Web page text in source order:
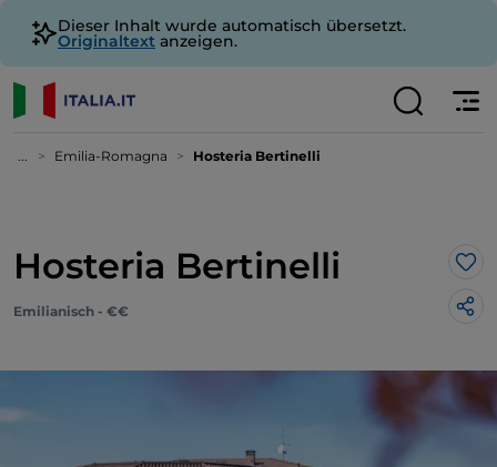
Dieser Inhalt wurde automatisch übersetzt.
Originaltext anzeigen.
... Emilia-Romagna Hosteria Bertinelli
Hosteria Bertinelli
Emilianisch - €€